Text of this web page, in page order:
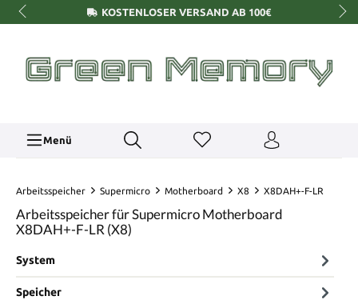
KOSTENLOSER VERSAND AB 100€
Menü
Arbeitsspeicher Supermicro Motherboard X8 X8DAH+-F-LR
Arbeitsspeicher für Supermicro Motherboard
X8DAH+-F-LR (X8)
System
Speicher